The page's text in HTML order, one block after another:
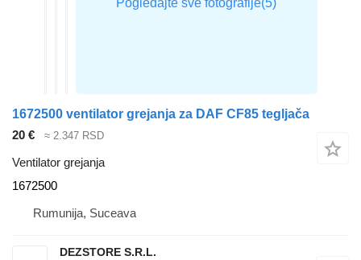
1672500 ventilator grejanja za DAF CF85 tegljača
20 €
≈ 2.347 RSD
Ventilator grejanja
1672500
Rumunija, Suceava
DEZSTORE S.R.L.